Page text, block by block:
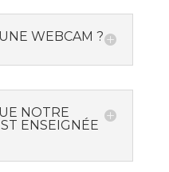
WEBCAM ?
NOTRE
ENSEIGNÉE